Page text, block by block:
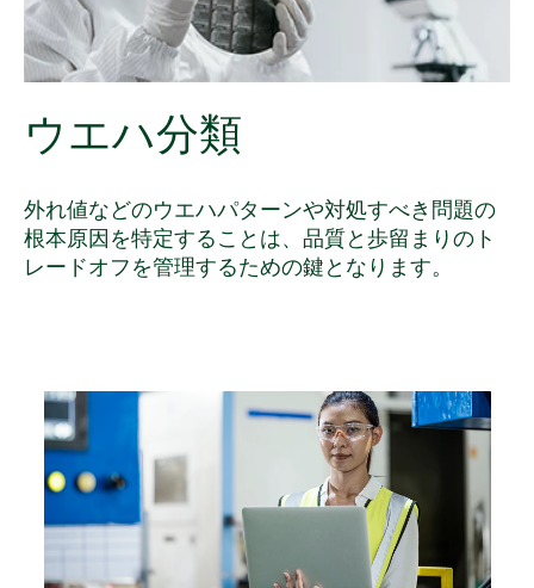
ウエハ分類
外れ値などのウエハパターンや対処すべき問題の
根本原因を特定することは、品質と歩留まりのト
レードオフを管理するための鍵となります。